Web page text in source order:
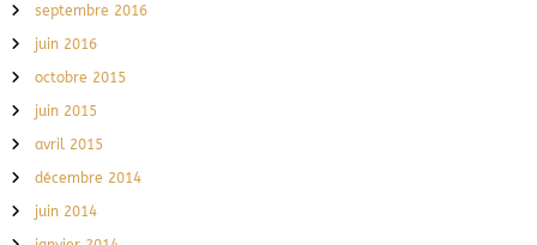
septembre 2016
juin 2016
octobre 2015
juin 2015
avril 2015
décembre 2014
juin 2014